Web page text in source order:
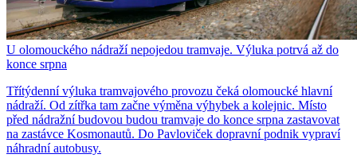
U olomouckého nádraží nepojedou tramvaje. Výluka potrvá až do
konce srpna
Třítýdenní výluka tramvajového provozu čeká olomoucké hlavní
nádraží. Od zítřka tam začne výměna výhybek a kolejnic. Místo
před nádražní budovou budou tramvaje do konce srpna zastavovat
na zastávce Kosmonautů. Do Pavloviček dopravní podnik vypraví
náhradní autobusy.